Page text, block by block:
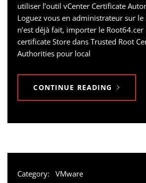
utiliser l’outil vCenter Certificate
Loguez vous en administrateur sur le
n’est déjà fait, importer le
certificate Store dans Trusted Root
Authorities pour local
CONTINUE READING
Category: VMware